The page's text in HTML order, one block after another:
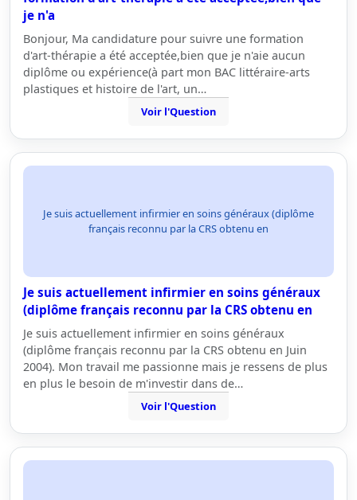
je n'a
Bonjour, Ma candidature pour suivre une formation
d'art-thérapie a été acceptée,bien que je n'aie aucun
diplôme ou expérience(à part mon BAC littéraire-arts
plastiques et histoire de l'art, un…
Voir l'Question
Je suis actuellement infirmier en soins généraux (diplôme
français reconnu par la CRS obtenu en
Je suis actuellement infirmier en soins généraux
(diplôme français reconnu par la CRS obtenu en
Je suis actuellement infirmier en soins généraux
(diplôme français reconnu par la CRS obtenu en Juin
2004). Mon travail me passionne mais je ressens de plus
en plus le besoin de m'investir dans de…
Voir l'Question